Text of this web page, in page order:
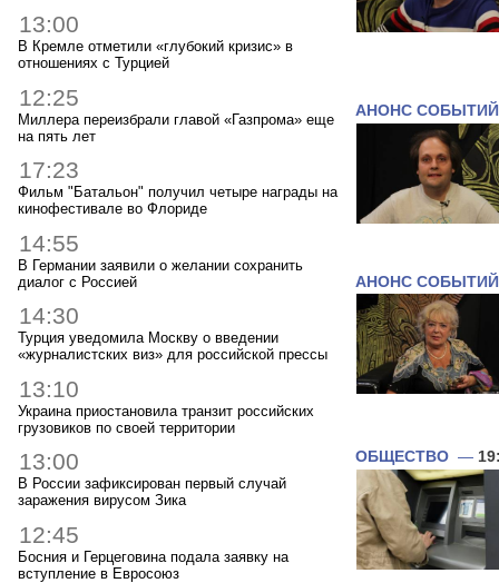
13:00
В Кремле отметили «глубокий кризис» в
отношениях с Турцией
12:25
Миллера переизбрали главой «Газпрома» еще
на пять лет
17:23
Фильм "Батальон" получил четыре награды на
кинофестивале во Флориде
14:55
В Германии заявили о желании сохранить
диалог с Россией
14:30
Турция уведомила Москву о введении
«журналистских виз» для российской прессы
13:10
Украина приостановила транзит российских
грузовиков по своей территории
13:00
В России зафиксирован первый случай
заражения вирусом Зика
12:45
Босния и Герцеговина подала заявку на
вступление в Евросоюз
АНОНС СОБЫТИЙ
АНОНС СОБЫТИЙ
ОБЩЕСТВО —